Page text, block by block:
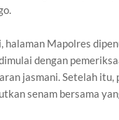
halaman Mapolres
dengan
jasmani. Setelah
senam bersama